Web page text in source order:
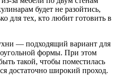
будет не разойтись,
для тех, кто любит готовить в
— подходящий вариант для
формы. При этом
такой, чтобы поместилась
достаточно широкий проход.